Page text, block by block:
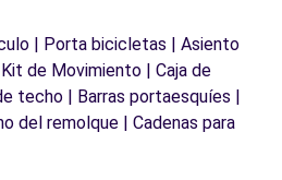
| Porta bicicletas | Asiento
de Movimiento | Caja de
techo | Barras portaesquíes |
del remolque | Cadenas para